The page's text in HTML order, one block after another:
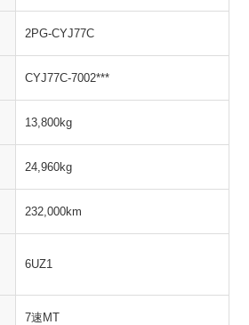
2PG-CYJ77C
CYJ77C-7002***
13,800kg
24,960kg
232,000km
6UZ1
7速MT